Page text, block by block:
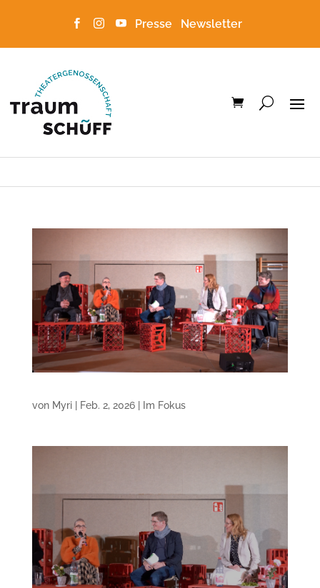
   Presse Newsletter
von Myri| Feb. 2, 2026| Im Fokus